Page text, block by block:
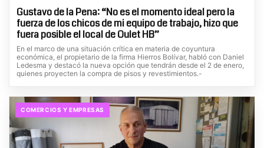
Gustavo de la Pena: “No es el momento ideal pero la
fuerza de los chicos de mi equipo de trabajo, hizo que
fuera posible el local de Oulet HB”
En el marco de una situación crítica en materia de coyuntura
económica, el propietario de la firma Hierros Bolívar, habló con Daniel
Ledesma y destacó la nueva opción que tendrán desde el 2 de enero,
quienes proyecten la compra de pisos y revestimientos.-
COMERCIOS Y EMPRESAS